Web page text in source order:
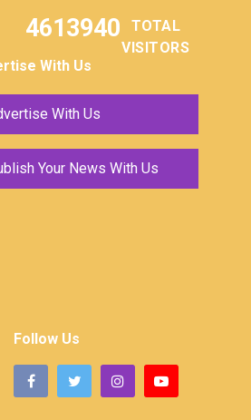
4613940
TOTAL
VISITORS
With Us
With Us
Your News With Us
Follow Us